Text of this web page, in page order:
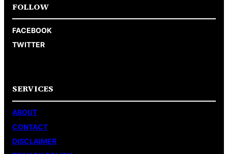
FOLLOW
FACEBOOK
TWITTER
SERVICES
ABOUT
CONTACT
DISCLAIMER